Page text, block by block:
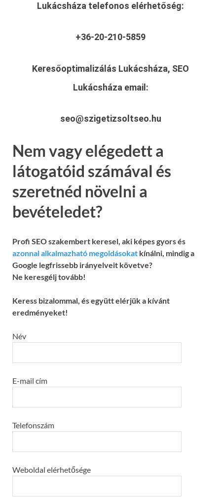
Lukácsháza telefonos elérhetőség:
+36-20-210-5859
Keresőoptimalizálás Lukácsháza, SEO
Lukácsháza email:
seo@szigetizsoltseo.hu
Nem vagy elégedett a
látogatóid számával és
szeretnéd növelni a
bevételedet?
Profi SEO szakembert keresel, aki képes gyors és
azonnal alkalmazható megoldásokat kínálni, mindig a
Google legfrissebb irányelveit követve?
Ne keresgélj tovább!
Keress bizalommal, és együtt elérjük a kívánt
eredményeket!
Név
E-mail cím
Telefonszám
Weboldal elérhetősége